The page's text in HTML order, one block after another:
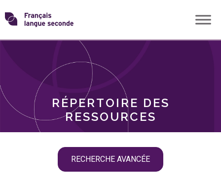
Skip
toTransformons
langue
RÉPERTOIRE DES
RESSOURCES
RECHERCHE AVANCÉE
THÈMES